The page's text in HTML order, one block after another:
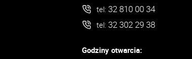
tel: 32 810 00 34
tel: 32 302 29 38
Godziny otwarcia: